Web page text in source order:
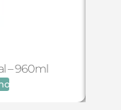
– 960ml